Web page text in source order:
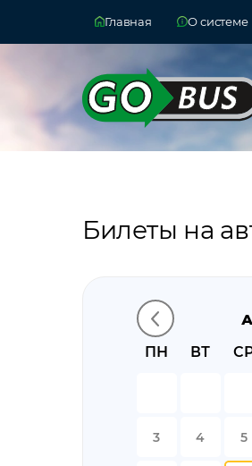
Главная О системе
Билеты на
ПН
ВТ
3 4 5